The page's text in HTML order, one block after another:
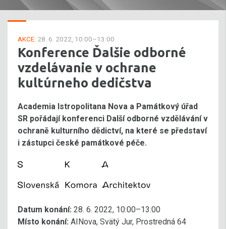
AKCE: 28. 6. 2022, 10:00–13:00
Konference Ďalšie odborné
vzdelávanie v ochrane
kultúrneho dedičstva
Academia Istropolitana Nova a Památkový úřad
SR pořádají konferenci Další odborné vzdělávání v
ochraně kulturního dědictví, na které se představí
i zástupci české památkové péče.
Datum konání: 28. 6. 2022, 10:00–13:00
Místo konání: AINova, Svätý Jur, Prostredná 64